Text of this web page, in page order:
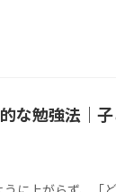
な勉強法｜